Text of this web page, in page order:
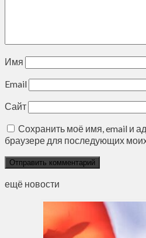
Имя
Email
Сайт
Сохранить моё имя, email и
браузере для последующих
ещё новости